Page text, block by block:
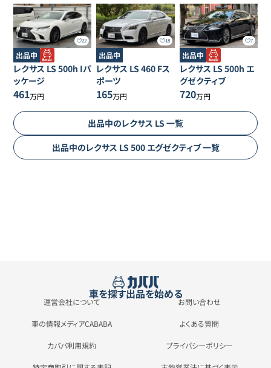
22
出品中
レクサス LS500h Iパ
ッケージ
461万円
18
出品中
レクサス LS460 Fス
ポーツ
165万円
7
出品中
レクサス LS500h エ
グゼクティブ
720万円
出品中のレクサス LS一覧
出品中のレクサス LS500 エグゼクティブ一覧
車を探す出品を始める
運営会社について お問い合わせ
車の情報メディアCABABA よくある質問
カババ利用規約 プライバシーポリシー